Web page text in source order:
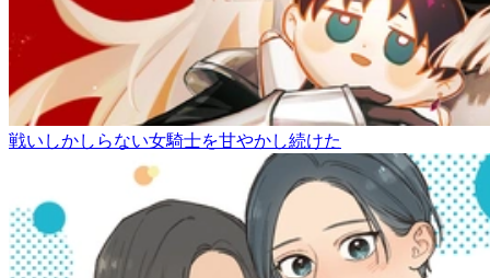
戦いしかしらない女騎士を甘やかし続けた